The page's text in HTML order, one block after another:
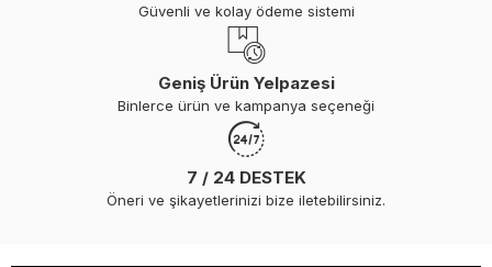
Güvenli ve kolay ödeme sistemi
Geniş Ürün Yelpazesi
Binlerce ürün ve kampanya seçeneği
7 / 24 DESTEK
Öneri ve şikayetlerinizi bize iletebilirsiniz.